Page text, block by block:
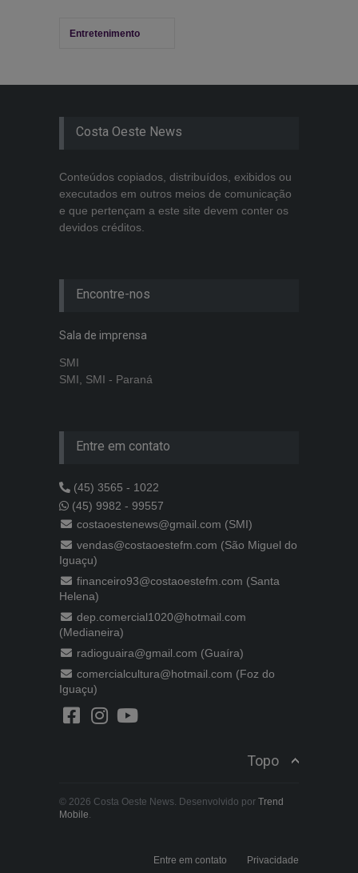
Entretenimento
Costa Oeste News
Conteúdos copiados, distribuídos, exibidos ou
executados em outros meios de comunicação
e que pertençam a este site devem conter os
devidos créditos.
Encontre-nos
Sala de imprensa
SMI
SMI, SMI - Paraná
Entre em contato
(45) 3565 - 1022
(45) 9982 - 99557
costaoestenews@gmail.com (SMI)
vendas@costaoestefm.com (São Miguel do
Iguaçu)
financeiro93@costaoestefm.com (Santa
Helena)
dep.comercial1020@hotmail.com
(Medianeira)
radioguaira@gmail.com (Guaíra)
comercialcultura@hotmail.com (Foz do
Iguaçu)
Topo
© 2026 Costa Oeste News. Desenvolvido por Trend
Mobile.
Entre em contato Privacidade